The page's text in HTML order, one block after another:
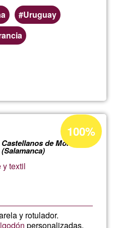
Uruguay
en
Valle
Castellanos de Moriscos
(Salamanca)
y textil
y rotulador.
personalizadas.
Acceptance
percentage
of
100%